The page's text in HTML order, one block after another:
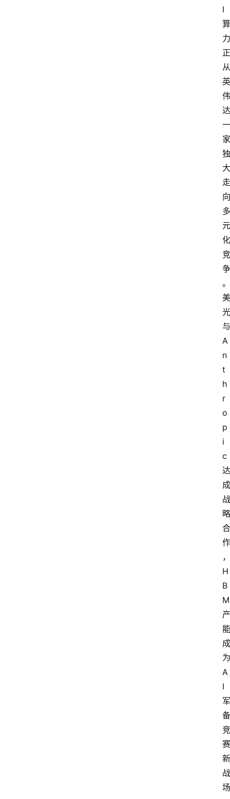
I
算
力
正
从
英
伟
达
一
家
独
大
走
向
多
元
化
竞
争
。
美
光
与
A
n
t
h
r
o
p
i
c
达
成
战
略
合
作
，
H
B
M
产
能
成
为
A
I
军
备
竞
赛
新
战
场